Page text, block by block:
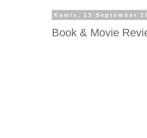
Kamis, 13 September
Book & Movie